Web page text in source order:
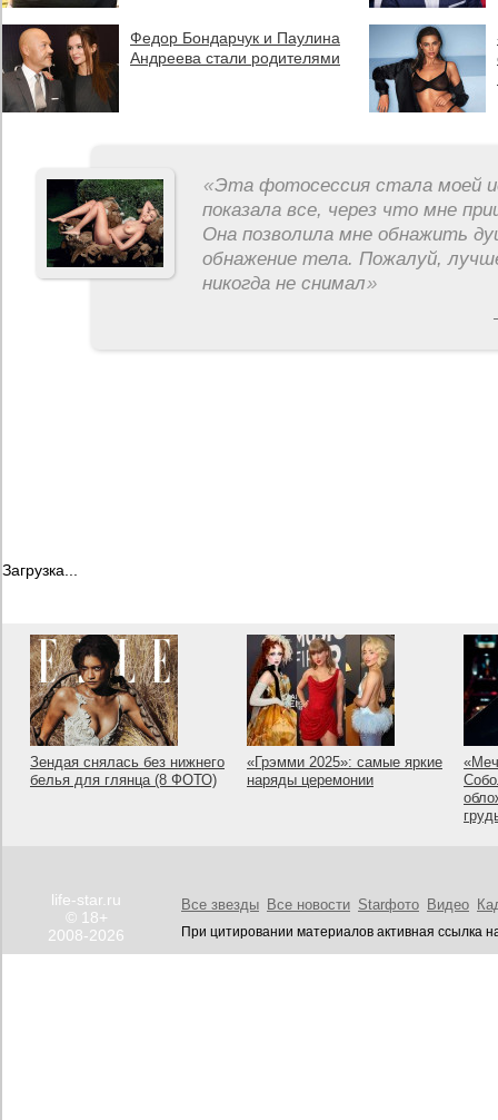
Федор Бондарчук и Паулина
Андреева стали родителями
«Эта фотосессия стала моей
показала все, через что мне
Она позволила мне обнажить
обнажение тела. Пожалуй,
никогда не снимал»
Загрузка...
Зендая снялась без нижнего
белья для глянца (8 ФОТО)
«Грэмми 2025»: самые яркие
наряды церемонии
life-star.ru
© 18+
2008-2026
Все звезды Все новости Starфото Видео
При цитировании материалов активная ссылка